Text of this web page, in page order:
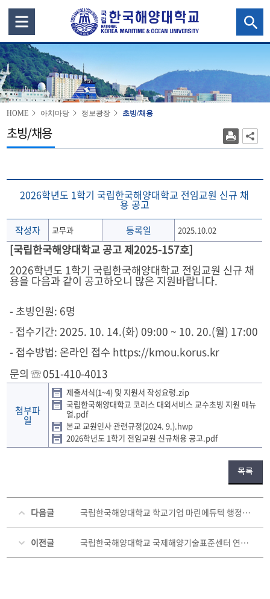
HOME 아치마당 정보광장 초빙/채용
초빙/채용
2026학년도 1학기 국립한국해양대학교 전임교원 신규 채
용 공고
작성자 교무과 등록일 2025.10.02
[국립한국해양대학교 공고 제2025-157호]
2026학년도 1학기 국립한국해양대학교 전임교원 신규 채
용을 다음과 같이 공고하오니 많은 지원바랍니다.
- 초빙인원: 6명
- 접수기간: 2025. 10. 14.(화) 09:00 ~ 10. 20.(월) 17:00
- 접수방법: 온라인 접수 https://kmou.korus.kr
문의 ☏ 051-410-4013
첨부파
일
제출서식(1~4) 및 지원서 작성요령.zip
국립한국해양대학교 코러스 대외서비스 교수초빙 지원 매뉴
얼.pdf
본교 교원인사 관련규정(2024. 9.).hwp
2026학년도 1학기 전임교원 신규채용 공고.pdf
목록
다음글 국립한국해양대학교 학교기업 마린에듀텍 행정원 공개채용 재공고
이전글 국립한국해양대학교 국제해양기술표준센터 연구원 채용 최종합격자 공고